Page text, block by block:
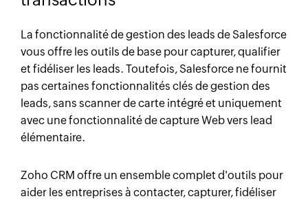
La fonctionnalité de gestion des leads de Salesforce
vous offre les outils de base pour capturer, qualifier
et fidéliser les leads. Toutefois, Salesforce ne fournit
pas certaines fonctionnalités clés de gestion des
leads, sans scanner de carte intégré et uniquement
avec une fonctionnalité de capture Web vers lead
élémentaire.
Zoho CRM offre un ensemble complet d'outils pour
aider les entreprises à contacter, capturer, fidéliser